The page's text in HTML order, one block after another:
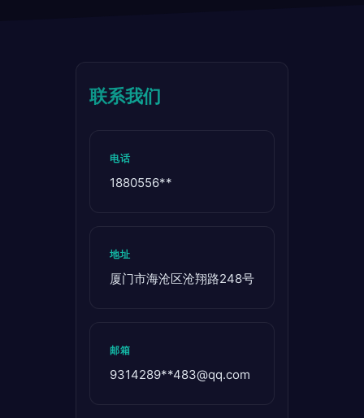
联系我们
电话
1880556**
地址
厦门市海沧区沧翔路248号
邮箱
9314289**483@qq.com